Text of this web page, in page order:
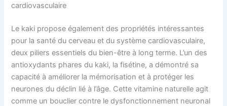
cardiovasculaire
Le kaki propose également des propriétés intéressantes
pour la santé du cerveau et du système cardiovasculaire,
deux piliers essentiels du bien-être à long terme. L’un des
antioxydants phares du kaki, la fisétine, a démontré sa
capacité à améliorer la mémorisation et à protéger les
neurones du déclin lié à l’âge. Cette vitamine naturelle agit
comme un bouclier contre le dysfonctionnement neuronal